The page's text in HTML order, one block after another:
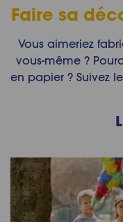
Faire sa
Vous aimeriez
vous-même ?
en papier ? Suivez